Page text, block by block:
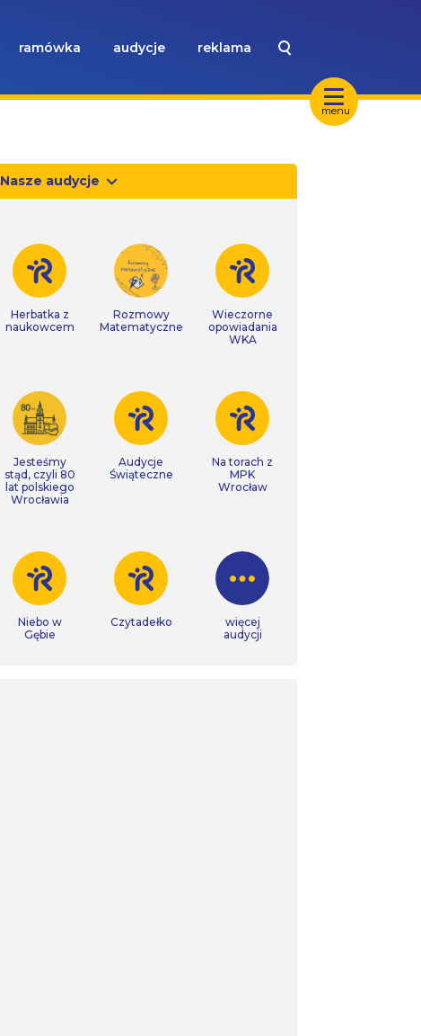
menu
ramówka audycje reklama
Nasze audycje
Herbatka z
naukowcem
Rozmowy
Matematyczne
Wieczorne
opowiadania
WKA
Jesteśmy
stąd, czyli 80
lat polskiego
Wrocławia
Audycje
Świąteczne
Na torach z
MPK
Wrocław
Niebo w
Gębie
Czytadełko
więcej
audycji